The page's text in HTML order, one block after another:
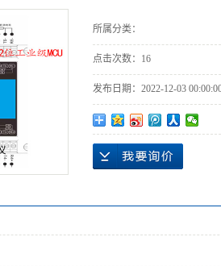
所属分类：
点击次数： 16
发布日期： 2022-12-03